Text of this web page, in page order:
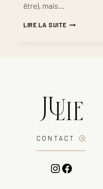
être), mais…
LIRE LA SUITESÉANCE
CONTACT
Instagram
Facebook